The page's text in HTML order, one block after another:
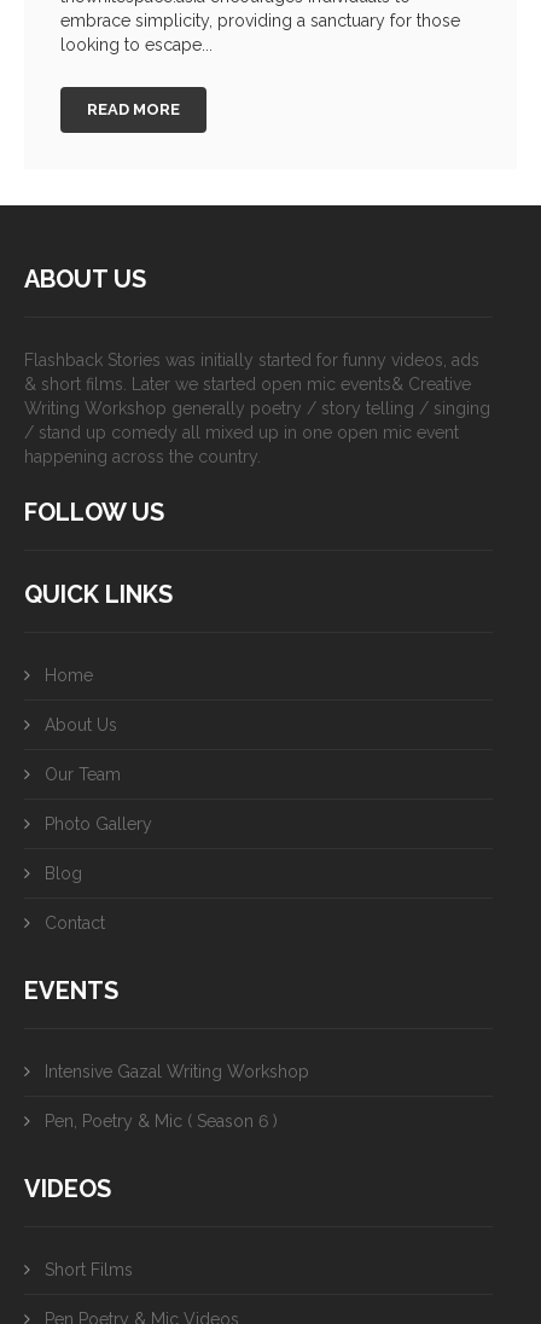
embrace simplicity, providing a sanctuary for those
looking to escape...
READ MORE
ABOUT US
Flashback Stories was initially started for funny videos, ads
& short films. Later we started open mic events& Creative
Writing Workshop generally poetry / story telling / singing
/ stand up comedy all mixed up in one open mic event
happening across the country.
FOLLOW US
QUICK LINKS
Home
About Us
Our Team
Photo Gallery
Blog
Contact
EVENTS
Intensive Gazal Writing Workshop
Pen, Poetry & Mic ( Season 6 )
VIDEOS
Short Films
Pen Poetry & Mic Videos